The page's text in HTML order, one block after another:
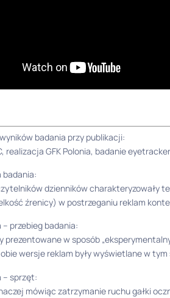
badania przy publikacji:
realizacja GFK Polonia, badanie
badania:
dzienników charakteryzowały
źrenicy) w postrzeganiu reklam
przebieg badania:
prezentowane w sposób
wersje reklam były wyświetlane w
– sprzęt:
mówiąc zatrzymanie ruchu gałki